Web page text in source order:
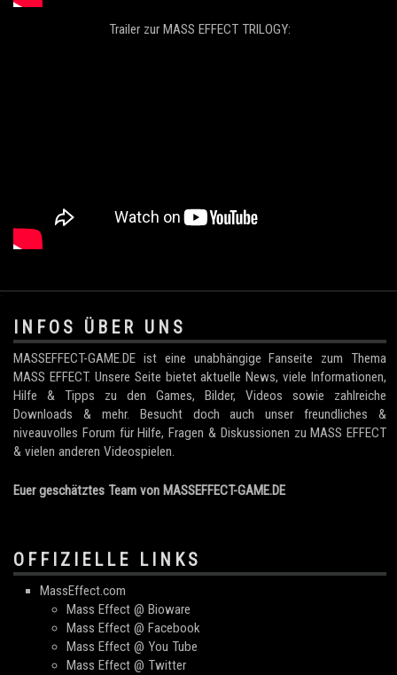
Trailer zur MASS EFFECT TRILOGY:
.
INFOS ÜBER UNS
MASSEFFECT-GAME.DE ist eine unabhängige Fanseite zum Thema
MASS EFFECT. Unsere Seite bietet aktuelle News, viele Informationen,
Hilfe & Tipps zu den Games, Bilder, Videos sowie zahlreiche
Downloads & mehr. Besucht doch auch unser freundliches &
niveauvolles Forum für Hilfe, Fragen & Diskussionen zu MASS EFFECT
& vielen anderen Videospielen.
Euer geschätztes Team von MASSEFFECT-GAME.DE
OFFIZIELLE LINKS
MassEffect.com
Mass Effect @ Bioware
Mass Effect @ Facebook
Mass Effect @ You Tube
Mass Effect @ Twitter